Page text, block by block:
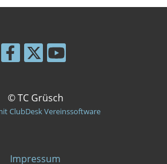
© TC Grüsch
ClubDesk Vereinssoftware
Impressum